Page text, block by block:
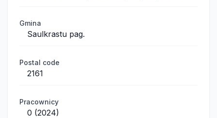
Gmina
Saulkrastu pag.
Postal code
2161
Pracownicy
0 (2024)